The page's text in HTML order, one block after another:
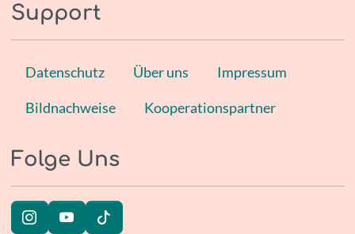
Support
Datenschutz Über uns Impressum
Bildnachweise Kooperationspartner
Folge Uns